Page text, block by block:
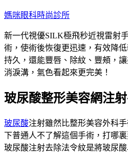
跳
主
要
內
容
媽咪眼科時尚診所
新一代視優SILK極飛秒近視雷射
術，使術後恢復更迅速，有效降
持久，還能豐唇、除紋、豐頰，
消淚溝，氣色看起來更完美！
玻尿酸整形美容網注
玻尿酸注射雖然比整形美容外科
下普通人不了解這個手術，打哪
玻尿酸注射去除法令紋是將玻尿